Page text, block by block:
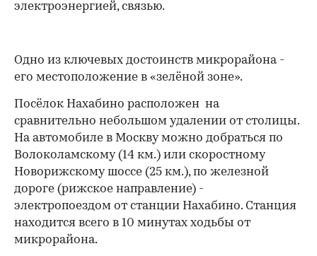
электроэнергией, связью.
Одно из ключевых достоинств микрорайона -
его местоположение в «зелёной зоне».
Посёлок Нахабино расположен на
сравнительно небольшом удалении от столицы.
На автомобиле в Москву можно добраться по
Волоколамскому (14 км.) или скоростному
Новорижскому шоссе (25 км.), по железной
дороге (рижское направление) -
электропоездом от станции Нахабино. Станция
находится всего в 10 минутах ходьбы от
микрорайона.